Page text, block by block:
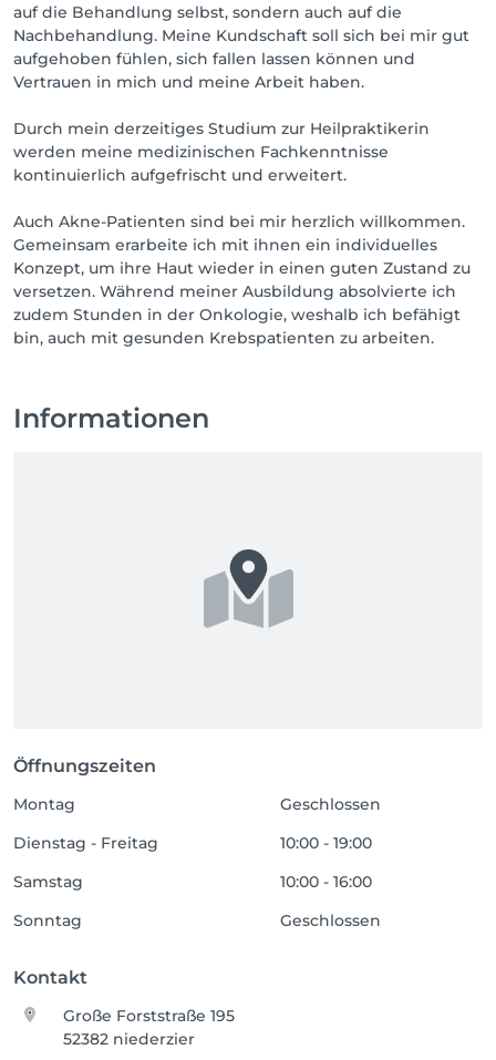
auf die Behandlung selbst, sondern auch auf die
Nachbehandlung. Meine Kundschaft soll sich bei mir gut
aufgehoben fühlen, sich fallen lassen können und
Vertrauen in mich und meine Arbeit haben.
Durch mein derzeitiges Studium zur Heilpraktikerin
werden meine medizinischen Fachkenntnisse
kontinuierlich aufgefrischt und erweitert.
Auch Akne-Patienten sind bei mir herzlich willkommen.
Gemeinsam erarbeite ich mit ihnen ein individuelles
Konzept, um ihre Haut wieder in einen guten Zustand zu
versetzen. Während meiner Ausbildung absolvierte ich
zudem Stunden in der Onkologie, weshalb ich befähigt
bin, auch mit gesunden Krebspatienten zu arbeiten.
Informationen
Öffnungszeiten
Montag
Geschlossen
Dienstag - Freitag
10:00 - 19:00
Samstag
10:00 - 16:00
Sonntag
Geschlossen
Kontakt
Große Forststraße 195
52382 niederzier